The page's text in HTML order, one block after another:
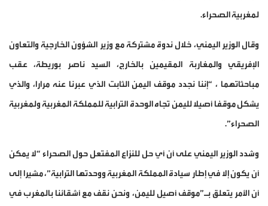
لمغربية الصحراء.
وقال الوزير اليمني، خلال ندوة مشتركة مع وزير الشؤون الخارجية والتعاون
الإفريقي والمغاربة المقيمين بالخارج، السيد ناصر بوريطة، عقب
مباحثاتهما ، “إننا نجدد موقف اليمن الثابت الذي عبرنا عنه مرارا، والذي
يشكل موقفا أصيلا لليمن تجاه الوحدة الترابية للمملكة المغربية ولمغربية
الصحراء”.
وشدد الوزير اليمني على أن أي حل للنزاع المفتعل حول الصحراء “لا يمكن
أن يكون إلا في إطار سيادة المملكة المغربية ووحدتها الترابية”، مشيرا إلى
أن الأمر يتعلق بـ”موقف أصيل لليمن، ونحن نقف مع أشقائنا بالمغرب في